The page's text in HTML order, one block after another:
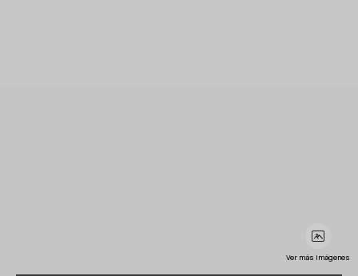
Ver más imágenes